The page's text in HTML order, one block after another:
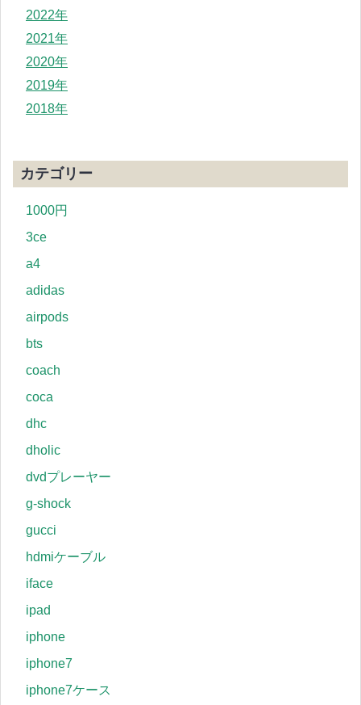
2022年
2021年
2020年
2019年
2018年
カテゴリー
1000円
3ce
a4
adidas
airpods
bts
coach
coca
dhc
dholic
dvdプレーヤー
g-shock
gucci
hdmiケーブル
iface
ipad
iphone
iphone7
iphone7ケース